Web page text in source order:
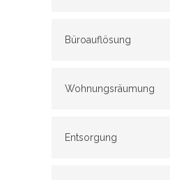
Büroauflösung
Wohnungsräumung
Entsorgung